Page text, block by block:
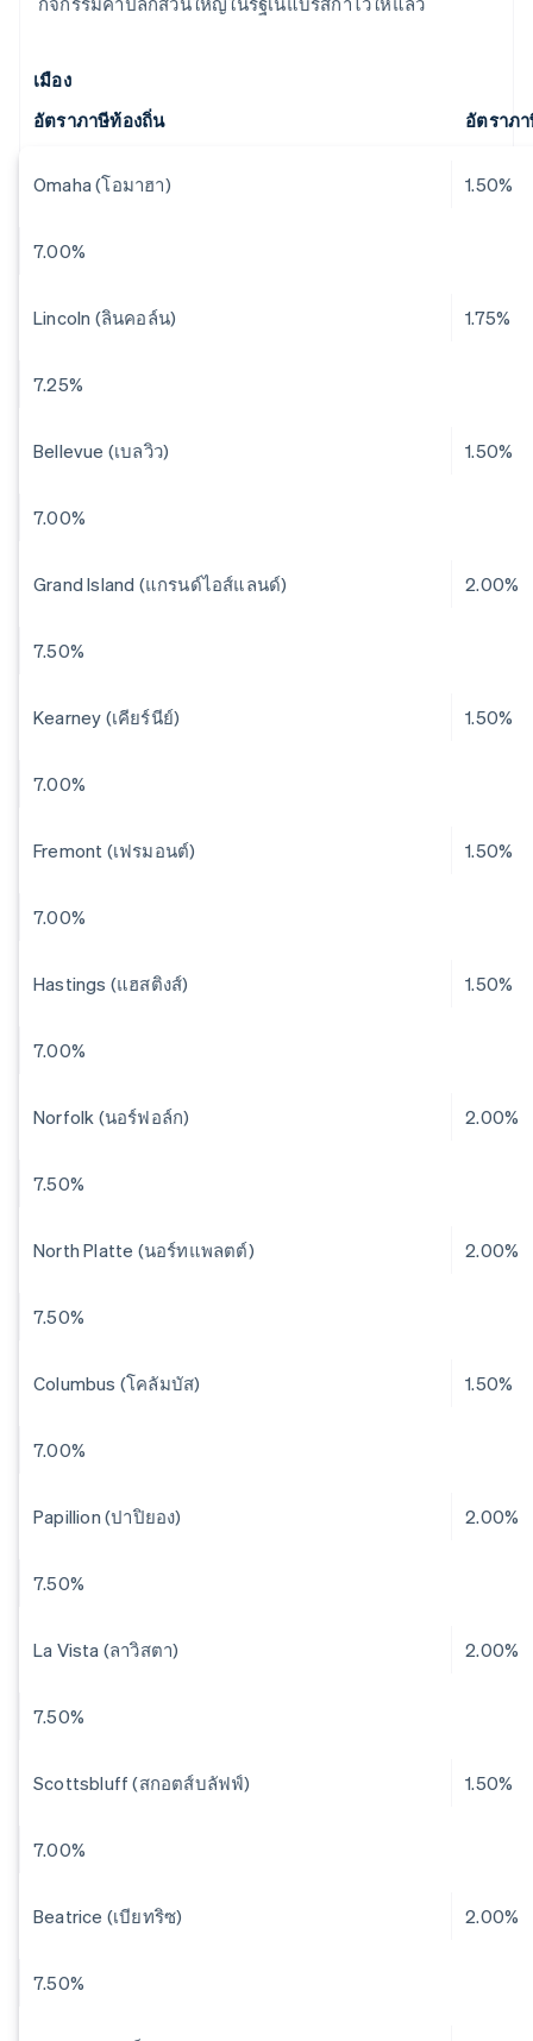
เมือง
อัตราภาษีท้องถิ่น
อัตราภ
Omaha (โอมาฮา) 1.50%
7.00%
Lincoln (ลินคอล์น) 1.75%
7.25%
Bellevue (เบลวิว) 1.50%
7.00%
Grand Island (แกรนด์ไอส์แลนด์) 2.00%
7.50%
Kearney (เคียร์นีย์) 1.50%
7.00%
Fremont (เฟรมอนต์) 1.50%
7.00%
Hastings (แฮสติงส์) 1.50%
7.00%
Norfolk (นอร์ฟอล์ก) 2.00%
7.50%
North Platte (นอร์ทแพลตต์) 2.00%
7.50%
Columbus (โคลัมบัส) 1.50%
7.00%
Papillion (ปาปิยอง) 2.00%
7.50%
La Vista (ลาวิสตา) 2.00%
7.50%
Scottsbluff (สกอตส์บลัฟฟ์) 1.50%
7.00%
Beatrice (เบียทริซ) 2.00%
7.50%